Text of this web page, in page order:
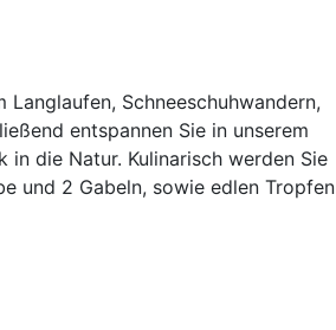
Schneeschuhwandern,
entspannen Sie in unserem
die Natur. Kulinarisch werden Sie
und 2 Gabeln, sowie edlen Tropfen